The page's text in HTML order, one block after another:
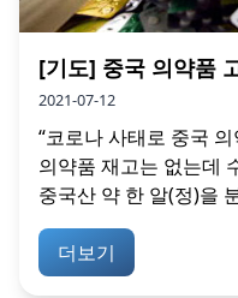
[기도] 중국 의약품
2021-07-12
“코로나 사태로 중국
의약품 재고는 없는데
중국산 약 한 알(정)을
더보기